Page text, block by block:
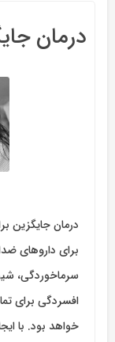
درمان
درمان جایگزین
برای داروهای
سرماخوردگی،
افسردگی برای
خواهد بود. با